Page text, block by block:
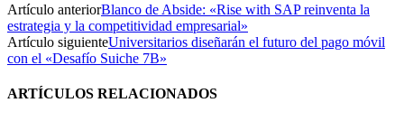
Artículo anteriorBlanco de Abside: «Rise with SAP reinventa la
estrategia y la competitividad empresarial»
Artículo siguienteUniversitarios diseñarán el futuro del pago móvil
con el «Desafío Suiche 7B»
ARTÍCULOS RELACIONADOS